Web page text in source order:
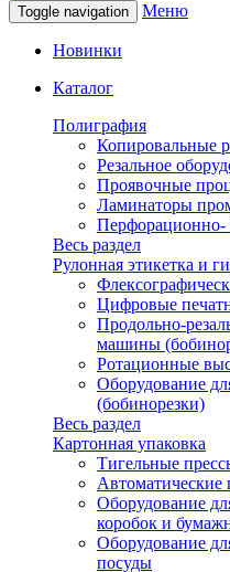
Toggle navigation Меню
Новинки
Каталог
Полиграфия
Копировальные
Резальное
Проявочные
Ламинаторы
Перфорационно-
Весь раздел
Рулонная этикетка и
Цифровые
Продольно-
машины
Ротационные
Оборудование
(бобинорезки)
Весь раздел
Картонная упаковка
Тигельные
Автоматические
Оборудование
коробок и
Оборудование
посуды